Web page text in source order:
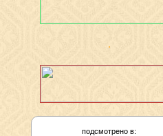
подсмотрено в: